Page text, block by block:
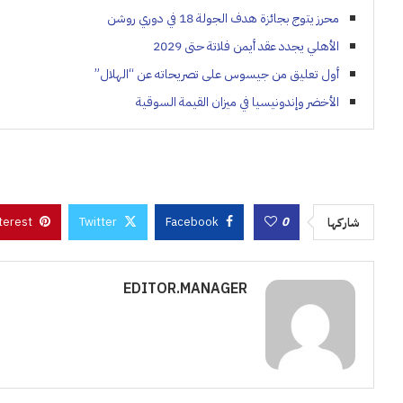
محرز يتوج بجائزة هدف الجولة 18 في دوري روشن
الأهلي يجدد عقد أيمن فلاتة حتى 2029
أول تعليق من جيسوس على تصريحاته عن “الهلال”
الأخضر وإندونيسيا في ميزان القيمة السوقية
شاركها 0
Facebook
Twitter
EDITOR.MANAGER